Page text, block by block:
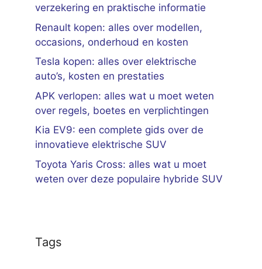
verzekering en praktische informatie
Renault kopen: alles over modellen,
occasions, onderhoud en kosten
Tesla kopen: alles over elektrische
auto’s, kosten en prestaties
APK verlopen: alles wat u moet weten
over regels, boetes en verplichtingen
Kia EV9: een complete gids over de
innovatieve elektrische SUV
Toyota Yaris Cross: alles wat u moet
weten over deze populaire hybride SUV
Tags